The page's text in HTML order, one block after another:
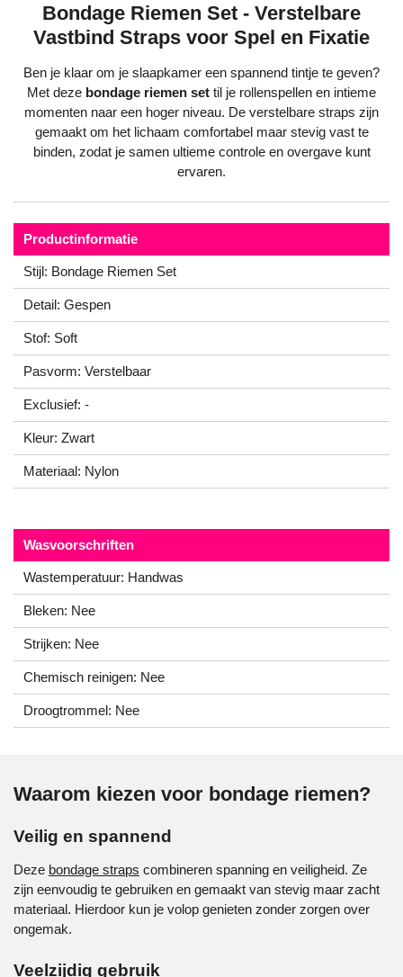
Bondage Riemen Set - Verstelbare
Vastbind Straps voor Spel en Fixatie
Ben je klaar om je slaapkamer een spannend tintje te geven?
Met deze bondage riemen set til je rollenspellen en intieme
momenten naar een hoger niveau. De verstelbare straps zijn
gemaakt om het lichaam comfortabel maar stevig vast te
binden, zodat je samen ultieme controle en overgave kunt
ervaren.
Productinformatie
Stijl: Bondage Riemen Set
Detail: Gespen
Stof: Soft
Pasvorm: Verstelbaar
Exclusief: -
Kleur: Zwart
Materiaal: Nylon
Wasvoorschriften
Wastemperatuur: Handwas
Bleken: Nee
Strijken: Nee
Chemisch reinigen: Nee
Droogtrommel: Nee
Waarom kiezen voor bondage riemen?
Veilig en spannend
Deze bondage straps combineren spanning en veiligheid. Ze
zijn eenvoudig te gebruiken en gemaakt van stevig maar zacht
materiaal. Hierdoor kun je volop genieten zonder zorgen over
ongemak.
Veelzijdig gebruik